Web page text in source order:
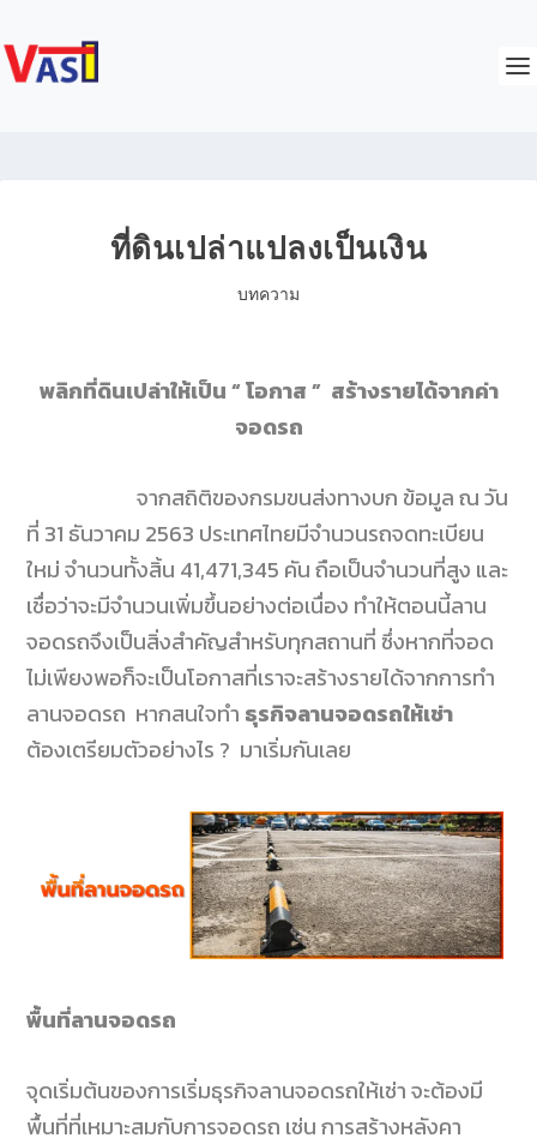
ที่ดินเปล่าแปลงเป็นเงิน
บทความ
พลิกที่ดินเปล่าให้เป็น “ โอกาส ” สร้างรายได้จากค่า
จอดรถ
จากสถิติของกรมขนส่งทางบก ข้อมูล ณ วัน
ที่ 31 ธันวาคม 2563 ประเทศไทยมีจำนวนรถจดทะเบียน
ใหม่ จำนวนทั้งสิ้น 41,471,345 คัน ถือเป็นจำนวนที่สูง และ
เชื่อว่าจะมีจำนวนเพิ่มขึ้นอย่างต่อเนื่อง ทำให้ตอนนี้ลาน
จอดรถจึงเป็นสิ่งสำคัญสำหรับทุกสถานที่ ซึ่งหากที่จอด
ไม่เพียงพอก็จะเป็นโอกาสที่เราจะสร้างรายได้จากการทำ
ลานจอดรถ หากสนใจทำ ธุรกิจลานจอดรถให้เช่า
ต้องเตรียมตัวอย่างไร ? มาเริ่มกันเลย
พื้นที่ลานจอดรถ
จุดเริ่มต้นของการเริ่มธุรกิจลานจอดรถให้เช่า จะต้องมี
พื้นที่ที่เหมาะสมกับการจอดรถ เช่น การสร้างหลังคา